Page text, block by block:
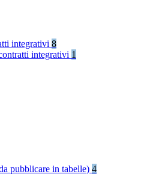
integrativi 8
integrativi 1
pubblicare in tabelle) 4